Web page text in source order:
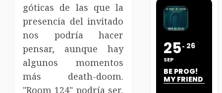
góticas de las que la
presencia del invitado
nos podría hacer
pensar, aunque hay
algunos momentos
más death-doom.
"Room 124" podría ser,
25
SEP
26
BE PROG!
MY FRIEND